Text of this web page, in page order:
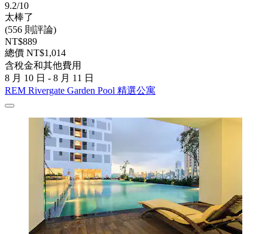
9.2/10
太棒了
(556 則評論)
NT$889
總價 NT$1,014
含稅金和其他費用
8 月 10 日 - 8 月 11 日
REM Rivergate Garden Pool 精選公寓